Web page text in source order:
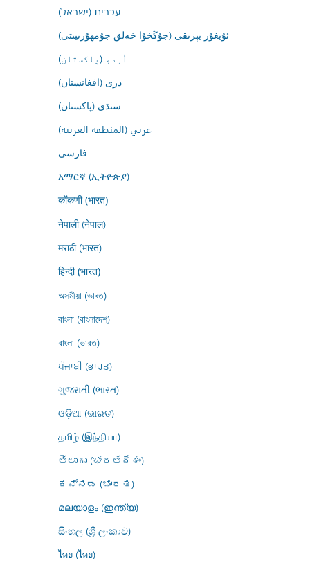
עברית (ישראל)
ئۇيغۇر يېزىقى (جۇڭخۇا خەلق جۇمھۇرىيىتى)
اُردو (پاکستان)
درى (افغانستان)
سنڌي (پاکستان)
عربي (المنطقة العربية)
فارسى
አማርኛ (ኢትዮጵያ)
कोंकणी (भारत)
नेपाली (नेपाल)
मराठी (भारत)
हिन्दी (भारत)
অসমীয়া (ভাৰত)
বাংলা (বাংলাদেশ)
বাংলা (ভারত)
ਪੰਜਾਬੀ (ਭਾਰਤ)
ગુજરાતી (ભારત)
ଓଡ଼ିଆ (ଭାରତ)
தமிழ் (இந்தியா)
తెలుగు (భారతదేశం)
ಕನ್ನಡ (ಭಾರತ)
മലയാളം (ഇന്ത്യ)
සිංහල (ශ්‍රී ලංකාව)
ไทย (ไทย)